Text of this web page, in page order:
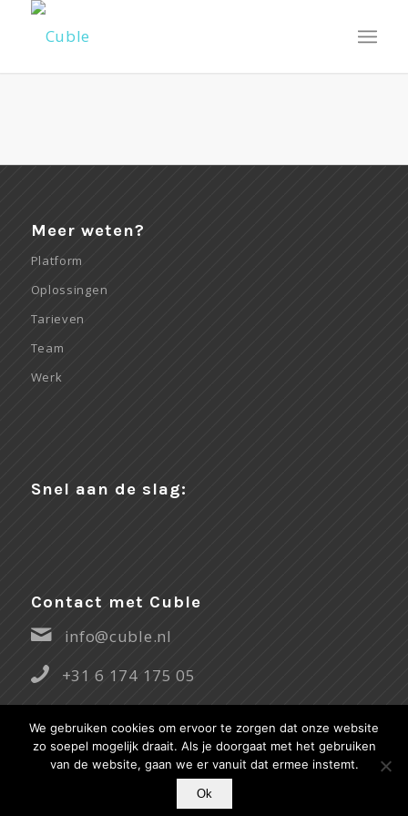
Meer weten?
Platform
Oplossingen
Tarieven
Team
Werk
Snel aan de slag:
Contact met Cuble
info@cuble.nl
+31 6 174 175 05
Webdesign by Webbureau IFRA
We gebruiken cookies om ervoor te zorgen dat onze website
zo soepel mogelijk draait. Als je doorgaat met het gebruiken
van de website, gaan we er vanuit dat ermee instemt.
Ok